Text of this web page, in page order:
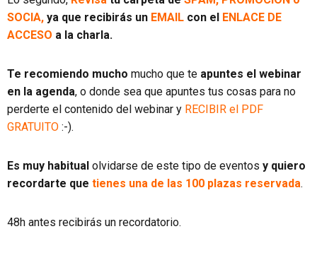
SOCIA, ya que recibirás un EMAIL con el ENLACE DE
ACCESO a la charla.
Te recomiendo mucho mucho que te apuntes el webinar
en la agenda, o donde sea que apuntes tus cosas para no
perderte el contenido del webinar y RECIBIR el PDF
GRATUITO :-).
Es muy habitual olvidarse de este tipo de eventos y quiero
recordarte que tienes una de las 100 plazas reservada.
48h antes recibirás un recordatorio.